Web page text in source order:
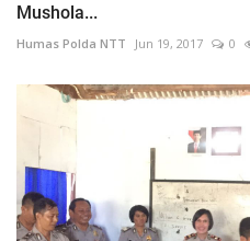
Mushola...
Humas Polda NTT Jun 19, 2017 0